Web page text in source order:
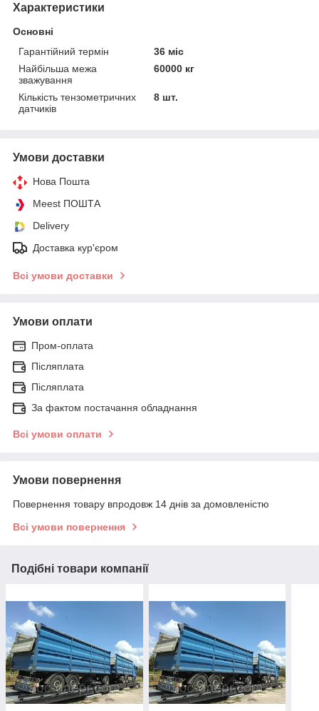
Характеристики
Основні
Гарантійний термін
36 міс
Найбільша межа
зважування
60000 кг
Кількість тензометричних
датчиків
8 шт.
Умови доставки
Нова Пошта
Meest ПОШТА
Delivery
Доставка кур'єром
Всі умови доставки
Умови оплати
Пром-оплата
Післяплата
Післяплата
За фактом постачання обладнання
Всі умови оплати
Умови повернення
Повернення товару впродовж 14 днів за домовленістю
Всі умови повернення
Подібні товари компанії